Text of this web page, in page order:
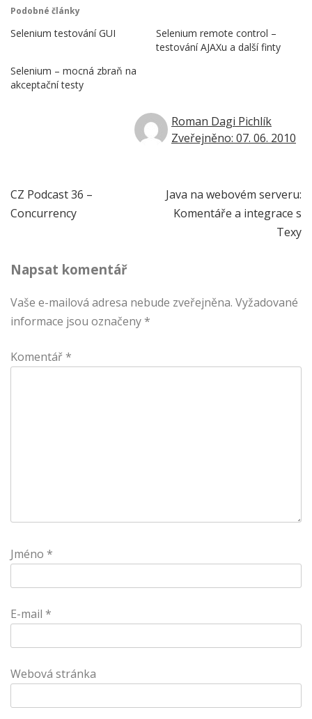
Podobné články
Selenium testování GUI
Selenium remote control –
testování AJAXu a další finty
Selenium – mocná zbraň na
akceptační testy
Roman Dagi Pichlík
Zveřejněno: 07. 06. 2010
Navigace
CZ Podcast 36 –
Concurrency
Java na webovém serveru:
Komentáře a integrace s
Texy
Napsat komentář
Vaše e-mailová adresa nebude zveřejněna. Vyžadované
informace jsou označeny *
Komentář *
Jméno *
E-mail *
Webová stránka